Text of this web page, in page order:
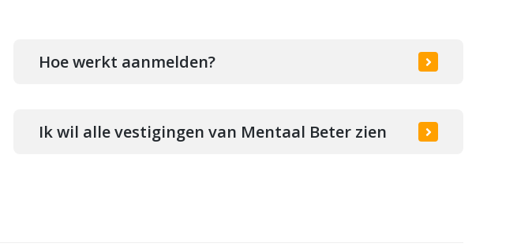
Hoe werkt aanmelden?
Ik wil alle vestigingen van Mentaal Beter zien